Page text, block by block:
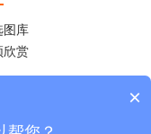
图库
欣赏
×